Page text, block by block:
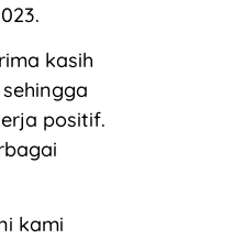
kasih
positif.
kami